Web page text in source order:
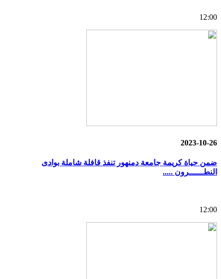
12:00
2023-10-26
ضمن حياة كريمة جامعة دمنهور تنفذ قافلة شاملة بوادى
النطــــــرون .....
12:00